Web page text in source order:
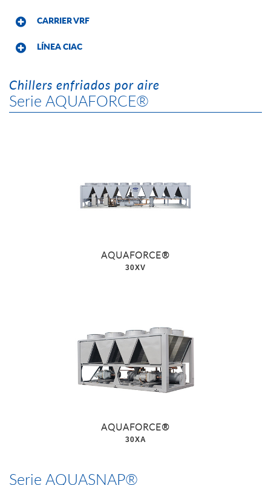
CARRIER VRF
LÍNEA CIAC
Chillers enfriados por aire
Serie AQUAFORCE®
AQUAFORCE®
30XV
AQUAFORCE®
30XA
Serie AQUASNAP®